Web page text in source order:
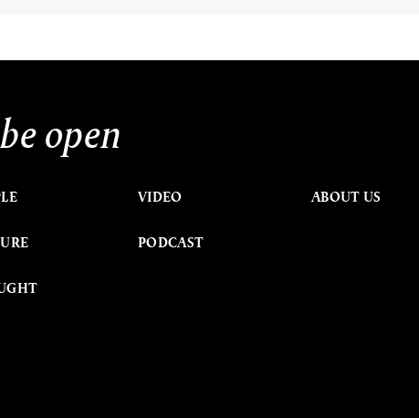
open
VIDEO
PODCAST
ABOUT US